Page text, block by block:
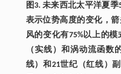
图3. 未来西北太平洋夏
表示位势高度的变化，
风的变化有75%以上的
（实线）和涡动流函数
线）和21世纪（红线）